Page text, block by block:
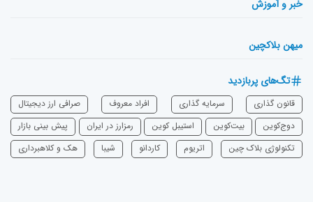
خبر و آموزش
میهن بلاکچین
تگ‌های پربازدید
قانون گذاری سرمایه‌ گذاری افراد معروف
صرافی ارز دیجیتال
دوج‌کوین
بیت‌کوین استیبل کوین رمزارز در ایران
پیش بینی بازار
تکنولوژی بلاک چین
اتریوم ‌کاردانو شیبا هک و کلاهبرداری